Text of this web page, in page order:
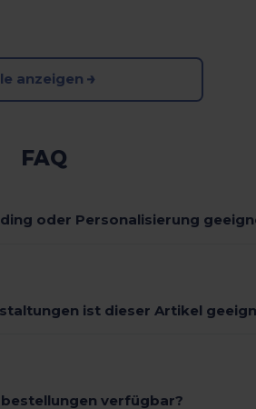
anzeigen
FAQ
oder Personalisierung
ist dieser Artikel
verfügbar?